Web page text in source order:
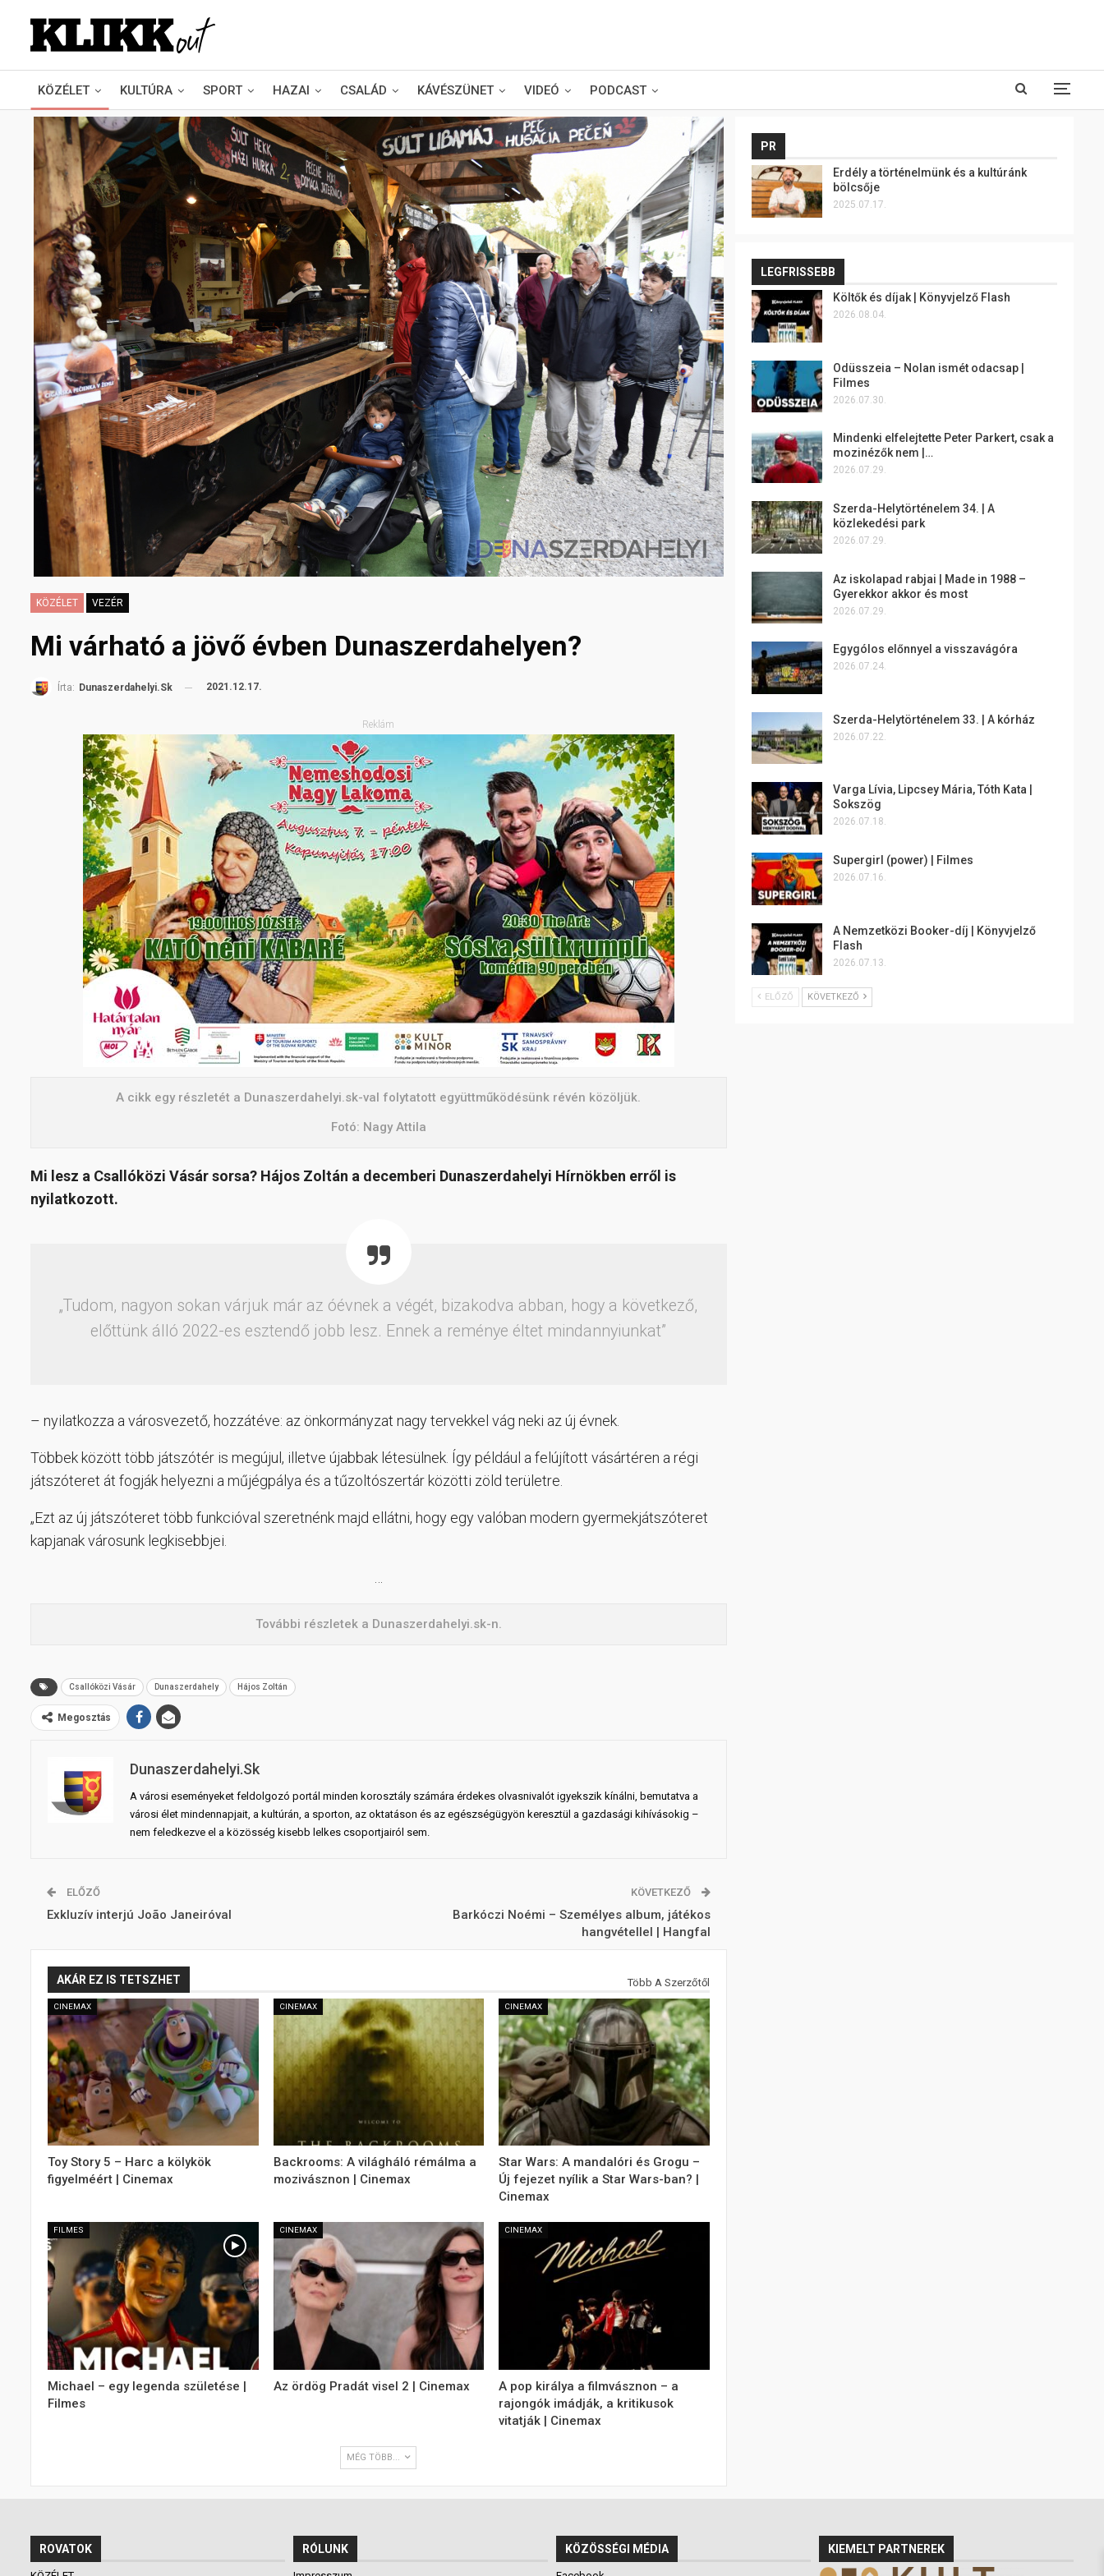
KÖZÉLET KULTÚRA SPORT HAZAI CSALÁD KÁVÉSZÜNET VIDEÓ PODCAST
KÖZÉLET VEZÉR
Mi várható a jövő évben Dunaszerdahelyen?
Írta: Dunaszerdahelyi.sk 2021.12.17.
Reklám
A cikk egy részletét a Dunaszerdahelyi.sk-val folytatott együttműködésünk révén közöljük.
Fotó: Nagy Attila
Mi lesz a Csallóközi Vásár sorsa? Hájos Zoltán a decemberi Dunaszerdahelyi Hírnökben erről is
nyilatkozott.
„Tudom, nagyon sokan várjuk már az óévnek a végét, bizakodva abban, hogy a következő,
előttünk álló 2022-es esztendő jobb lesz. Ennek a reménye éltet mindannyiunkat”
– nyilatkozza a városvezető, hozzátéve: az önkormányzat nagy tervekkel vág neki az új évnek.
Többek között több játszótér is megújul, illetve újabbak létesülnek. Így például a felújított vásártéren a régi
játszóteret át fogják helyezni a műjégpálya és a tűzoltószertár közötti zöld területre.
„Ezt az új játszóteret több funkcióval szeretnénk majd ellátni, hogy egy valóban modern gyermekjátszóteret
kapjanak városunk legkisebbjei.
További részletek a Dunaszerdahelyi.sk-n.
Csallóközi Vásár Dunaszerdahely Hájos Zoltán
Megosztás
Dunaszerdahelyi.sk
A városi eseményeket feldolgozó portál minden korosztály számára érdekes olvasnivalót igyekszik kínálni, bemutatva a
városi élet mindennapjait, a kultúrán, a sporton, az oktatáson és az egészségügyön keresztül a gazdasági kihívásokig –
nem feledkezve el a közösség kisebb lelkes csoportjairól sem.
ELŐZŐ
Exkluzív interjú João Janeiróval
KÖVETKEZŐ
Barkóczi Noémi – Személyes album, játékos
hangvétellel | Hangfal
AKÁR EZ IS TETSZHET Több A Szerzőtől
CINEMAX
Toy Story 5 – Harc a kölykök
figyelméért | Cinemax
CINEMAX
Backrooms: A világháló rémálma a
mozivásznon | Cinemax
CINEMAX
Star Wars: A mandalóri és Grogu –
Új fejezet nyílik a Star Wars-ban? |
Cinemax
FILMES
Michael – egy legenda születése |
Filmes
CINEMAX
Az ördög Pradát visel 2 | Cinemax
CINEMAX
A pop királya a filmvásznon – a
rajongók imádják, a kritikusok
vitatják | Cinemax
MÉG TÖBB...
PR
Erdély a történelmünk és a kultúránk
bölcsője
2025.07.17.
LEGFRISSEBB
Költők és díjak | Könyvjelző Flash
2026.08.04.
Odüsszeia – Nolan ismét odacsap |
Filmes
2026.07.30.
Mindenki elfelejtette Peter Parkert, csak a
mozinézők nem |…
2026.07.29.
Szerda-Helytörténelem 34. | A
közlekedési park
2026.07.29.
Az iskolapad rabjai | Made in 1988 –
Gyerekkor akkor és most
2026.07.29.
Egygólos előnnyel a visszavágóra
2026.07.24.
Szerda-Helytörténelem 33. | A kórház
2026.07.22.
Varga Lívia, Lipcsey Mária, Tóth Kata |
Sokszög
2026.07.18.
Supergirl (power) | Filmes
2026.07.16.
A Nemzetközi Booker-díj | Könyvjelző
Flash
2026.07.13.
ELŐZŐ KÖVETKEZŐ
ROVATOK RÓLUNK KÖZÖSSÉGI MÉDIA KIEMELT PARTNEREK